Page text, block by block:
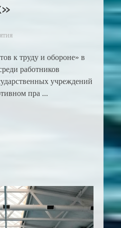
к труду и обороне» в
работников
учреждений
пра ...